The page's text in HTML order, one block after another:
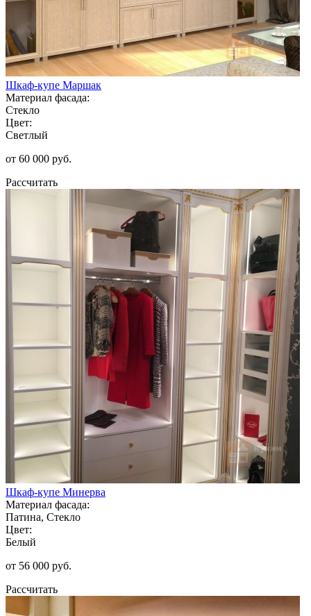
Шкаф-купе Маршак
Материал фасада:
Стекло
Цвет:
Светлый
от 60 000 руб.
Рассчитать
Шкаф-купе Минерва
Материал фасада:
Патина, Стекло
Цвет:
Белый
от 56 000 руб.
Рассчитать